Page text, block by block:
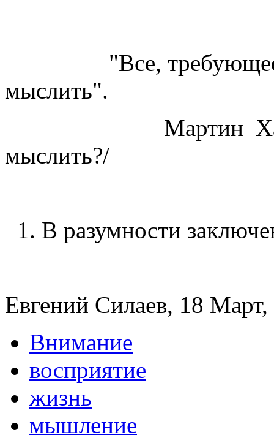
"Все, требующее
мыслить".
Мартин
мыслить?/
1. В разумности
Евгений Силаев, 18
Внимание
восприятие
жизнь
мышление